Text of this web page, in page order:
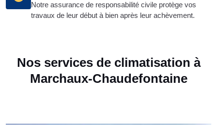
Notre assurance de responsabilité civile protège vos
travaux de leur début à bien après leur achèvement.
Nos services de climatisation à
Marchaux-Chaudefontaine